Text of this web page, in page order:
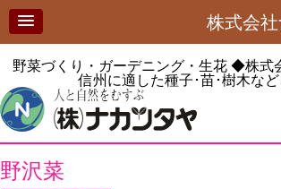
株式会
野菜づくり・ガーデニング・生花◆株式
信州に適した種子･苗･樹木な
野沢菜